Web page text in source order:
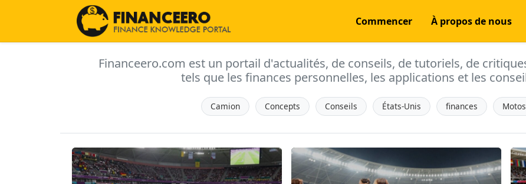
Commencer À propos de nous
Financeero.com est un portail d'actualités, de conseils, de tutoriels, de
tels que les finances personnelles, les applications et les
Camion Concepts Conseils États-Unis finances Motos